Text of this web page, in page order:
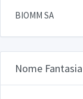
BIOMM SA
Nome Fantasia